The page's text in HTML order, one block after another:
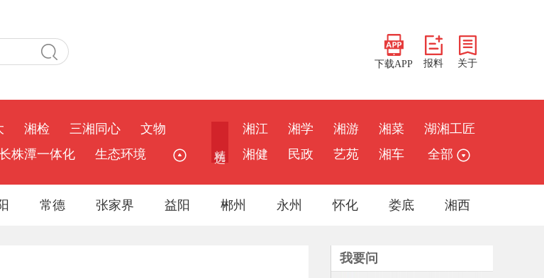
下载APP 报料 关于
湘检 三湘同心
文物
株潭一体化 生态环境
湘江 湘学 湘游 湘菜
湖湘工匠
湘健
民政 艺苑 湘车 全部
常德 张家界 益阳 郴州 永州 怀化 娄底 湘西
我要问